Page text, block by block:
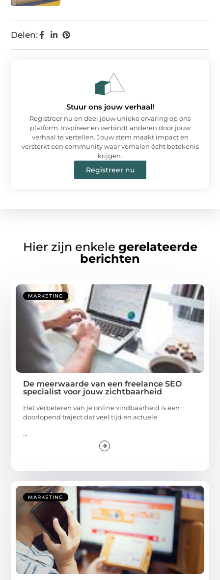
Delen:
Stuur ons jouw verhaal!
Registreer nu en deel jouw unieke ervaring op ons
platform. Inspireer en verbindt anderen door jouw
verhaal te vertellen. Jouw stem maakt impact en
versterkt een community waar verhalen écht betekenis
krijgen.
Registreer nu
Hier zijn enkele gerelateerde
berichten
MARKETING
De meerwaarde van een freelance SEO
specialist voor jouw zichtbaarheid
Het verbeteren van je online vindbaarheid is een
doorlopend traject dat veel tijd en actuele
...
MARKETING